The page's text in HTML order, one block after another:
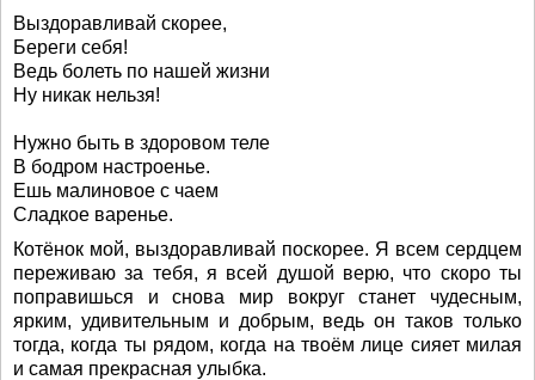
Выздоравливай скорее,
Береги себя!
Ведь болеть по нашей жизни
Ну никак нельзя!
Нужно быть в здоровом теле
В бодром настроенье.
Ешь малиновое с чаем
Сладкое варенье.
Котёнок мой, выздоравливай поскорее. Я всем сердцем
переживаю за тебя, я всей душой верю, что скоро ты
поправишься и снова мир вокруг станет чудесным,
ярким, удивительным и добрым, ведь он таков только
тогда, когда ты рядом, когда на твоём лице сияет милая
и самая прекрасная улыбка.